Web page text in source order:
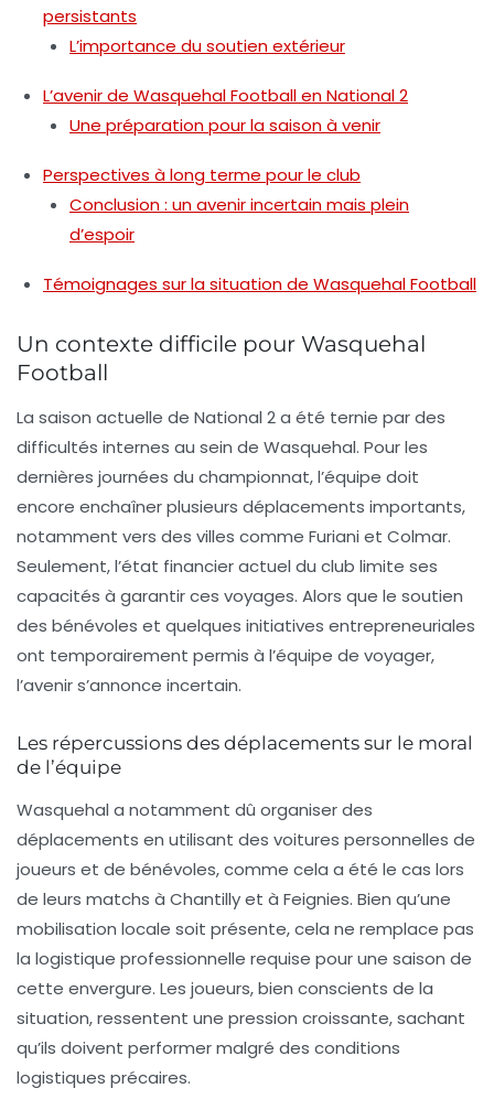
persistants
L’importance du soutien extérieur
L’avenir de Wasquehal Football en National 2
Une préparation pour la saison à venir
Perspectives à long terme pour le club
Conclusion : un avenir incertain mais plein
d’espoir
Témoignages sur la situation de Wasquehal Football
Un contexte difficile pour Wasquehal
Football
La saison actuelle de National 2 a été ternie par des
difficultés internes au sein de Wasquehal. Pour les
dernières journées du championnat, l’équipe doit
encore enchaîner plusieurs déplacements importants,
notamment vers des villes comme Furiani et Colmar.
Seulement, l’état financier actuel du club limite ses
capacités à garantir ces voyages. Alors que le soutien
des bénévoles et quelques initiatives entrepreneuriales
ont temporairement permis à l’équipe de voyager,
l’avenir s’annonce incertain.
Les répercussions des déplacements sur le moral
de l’équipe
Wasquehal a notamment dû organiser des
déplacements en utilisant des voitures personnelles de
joueurs et de bénévoles, comme cela a été le cas lors
de leurs matchs à Chantillyet à Feignies. Bien qu’une
mobilisation locale soit présente, cela ne remplace pas
la logistique professionnelle requise pour une saison de
cette envergure. Les joueurs, bien conscients de la
situation, ressentent une pression croissante, sachant
qu’ils doivent performer malgré des conditions
logistiques précaires.